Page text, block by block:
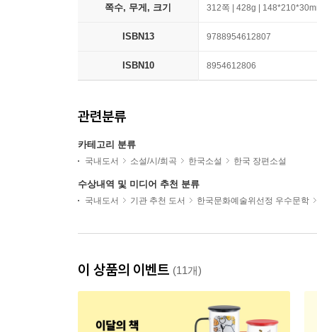
쪽수, 무게, 크기 312쪽 | 428g |
ISBN13 9788954612807
ISBN10 8954612806
관련분류
카테고리 분류
국내도서 소설/시/희곡 한국소설 한국 장편소설
수상내역 및 미디어 추천 분류
국내도서 기관 추천 도서 한국문화예술위선정 우수문학
이 상품의 이벤트 (11개)